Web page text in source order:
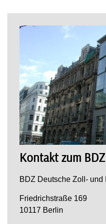
Kontakt zum BDZ
BDZ Deutsche Zoll-
Friedrichstraße 169
10117 Berlin